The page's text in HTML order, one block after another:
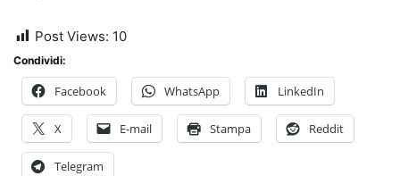
Post Views: 10
Condividi:
Facebook WhatsApp LinkedIn
X E-mail Stampa Reddit
Telegram